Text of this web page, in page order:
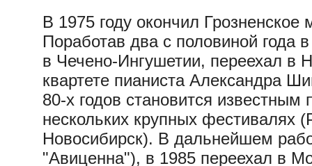
В 1975 году окончил
Поработав два с половиной года
в Чечено-Ингушетии, переехал в
квартете пианиста Александра
80-х годов становится
нескольких крупных фестивалях
Новосибирск). В дальнейшем
"Авиценна"), в 1985 переехал в